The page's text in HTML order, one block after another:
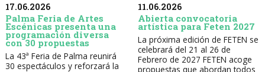
17.06.2026
Palma Feria de Artes
Escénicas presenta una
programación diversa
con 30 propuestas
La 43ª Feria de Palma reunirá
30 espectáculos y reforzará la
11.06.2026
Abierta convocatoria
artística para Feten 2027
La próxima edición de FETEN se
celebrará del 21 al 26 de
Febrero de 2027 FETEN acoge
propuestas que abordan todos